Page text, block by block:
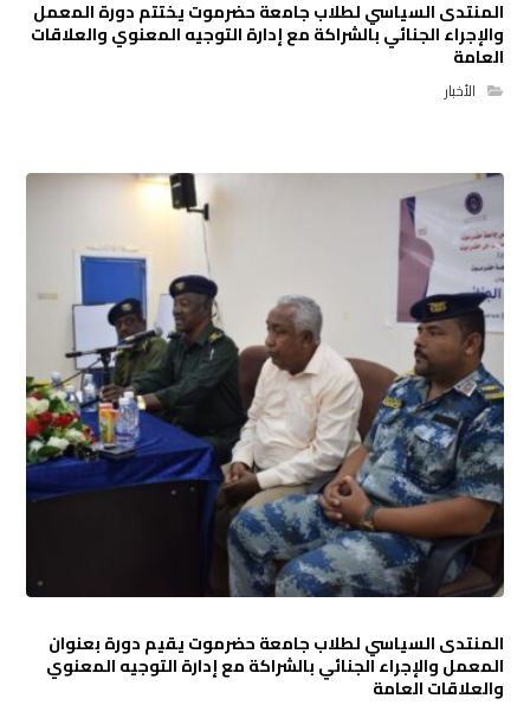
المنتدى السياسي لطلاب جامعة حضرموت يختتم دورة المعمل
والإجراء الجنائي بالشراكة مع إدارة التوجيه المعنوي والعلاقات
العامة
الأخبار
المنتدى السياسي لطلاب جامعة حضرموت يقيم دورة بعنوان
المعمل والإجراء الجنائي بالشراكة مع إدارة التوجيه المعنوي
والعلاقات العامة